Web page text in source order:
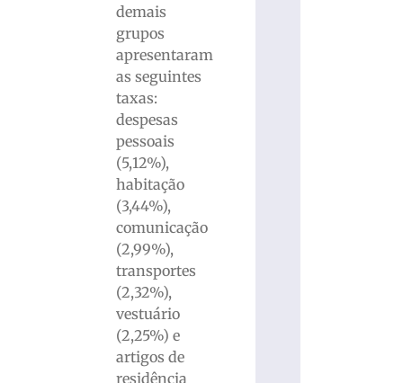
demais
grupos
apresentaram
as seguintes
taxas:
despesas
pessoais
(5,12%),
habitação
(3,44%),
comunicação
(2,99%),
transportes
(2,32%),
vestuário
(2,25%) e
artigos de
residência